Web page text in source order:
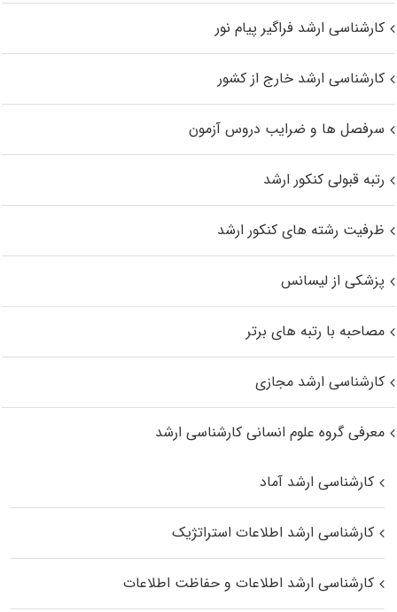
کارشناسی ارشد فراگیر پیام نور
کارشناسی ارشد خارج از کشور
سرفصل ها و ضرایب دروس آزمون
رتبه قبولی کنکور ارشد
ظرفیت رشته های کنکور ارشد
پزشکی از لیسانس
مصاحبه با رتبه های برتر
کارشناسی ارشد مجازی
معرفی گروه علوم انسانی کارشناسی ارشد
کارشناسی ارشد آماد
کارشناسی ارشد اطلاعات استراتژیک
کارشناسی ارشد اطلاعات و حفاظت اطلاعات